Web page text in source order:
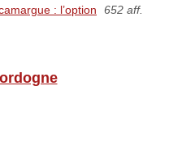
: l’option
652 aff.